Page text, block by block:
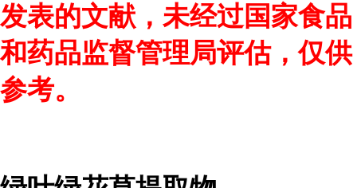
发表的文献，未经过国家食品
和药品监督管理局评估，仅供
参考。